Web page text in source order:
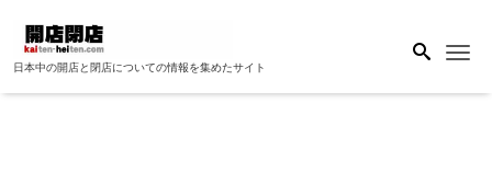
日本中の開店と閉店についての情報を集めたサイト